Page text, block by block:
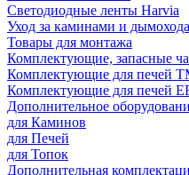
Светодиодные ленты Harvia
Уход за каминами и
Товары для монтажа
Комплектующие, запасные
Комплектующие для печей
Комплектующие для печей
Дополнительное
для Каминов
для Печей
для Топок
Дополнительная